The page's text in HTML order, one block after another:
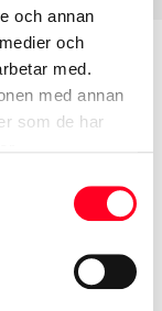
och annan
och
med.
med annan
som de har
den fälg
lopp och
hade ut från